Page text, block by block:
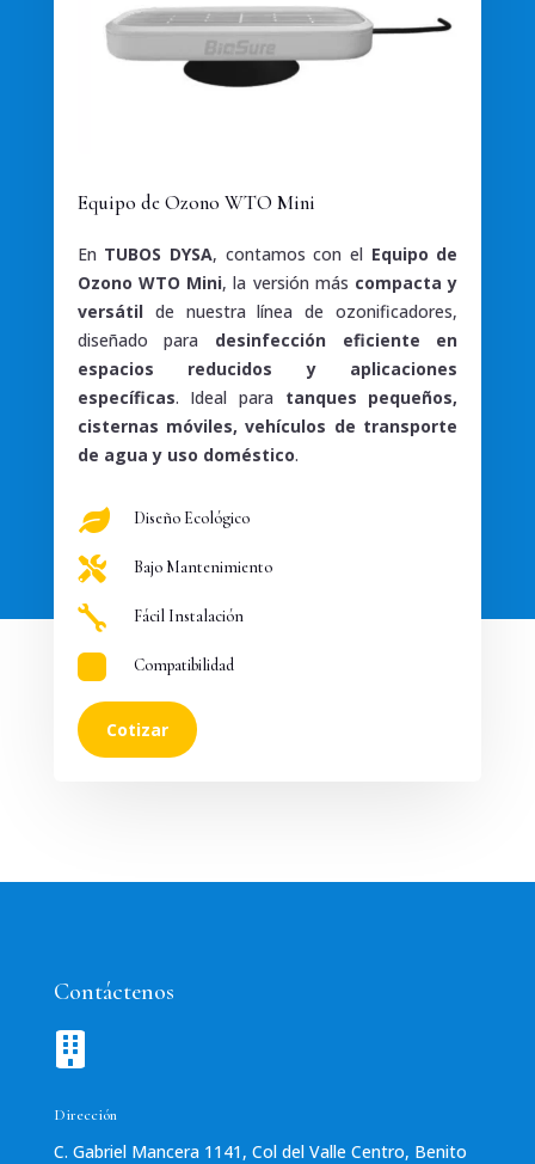
Equipo de Ozono WTO Mini
En TUBOS DYSA, contamos con el Equipo de
Ozono WTO Mini, la versión más compacta y
versátilde nuestra línea de ozonificadores,
diseñado para desinfección eficiente en
espacios reducidos y aplicaciones
específicas. Ideal para tanques pequeños,
cisternas móviles, vehículos de transporte
de agua y uso doméstico.
 Diseño Ecológico
 Bajo Mantenimiento
 Fácil Instalación
 Compatibilidad
Cotizar
Contáctenos

Dirección
C. Gabriel Mancera 1141, Col del Valle Centro, Benito